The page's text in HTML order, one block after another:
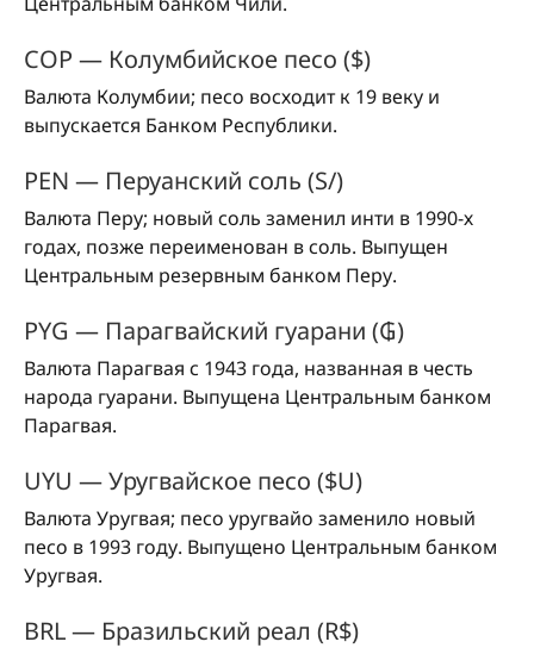
COP — Колумбийское песо ($)
Валюта Колумбии; песо восходит к 19 веку и
выпускается Банком Республики.
PEN — Перуанский соль (S/)
Валюта Перу; новый соль заменил инти в 1990-х
годах, позже переименован в соль. Выпущен
Центральным резервным банком Перу.
PYG — Парагвайский гуарани (₲)
Валюта Парагвая с 1943 года, названная в честь
народа гуарани. Выпущена Центральным банком
Парагвая.
UYU — Уругвайское песо ($U)
Валюта Уругвая; песо уругвайо заменило новый
песо в 1993 году. Выпущено Центральным банком
Уругвая.
BRL — Бразильский реал (R$)